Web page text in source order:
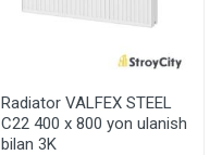
Radiator VALFEX STEEL
C22 400 х 800 yon ulanish
bilan 3K